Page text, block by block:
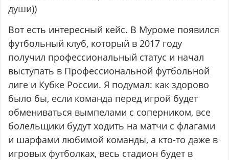
души))
Вот есть интересный кейс. В Муроме появился
футбольный клуб, который в 2017 году
получил профессиональный статус и начал
выступать в Профессиональной футбольной
лиге и Кубке России. Я подумал: как здорово
было бы, если команда перед игрой будет
обмениваться вымпелами с соперником, все
болельщики будут ходить на матчи с флагами
и шарфами любимой команды, а кто-то даже в
игровых футболках, весь стадион будет в